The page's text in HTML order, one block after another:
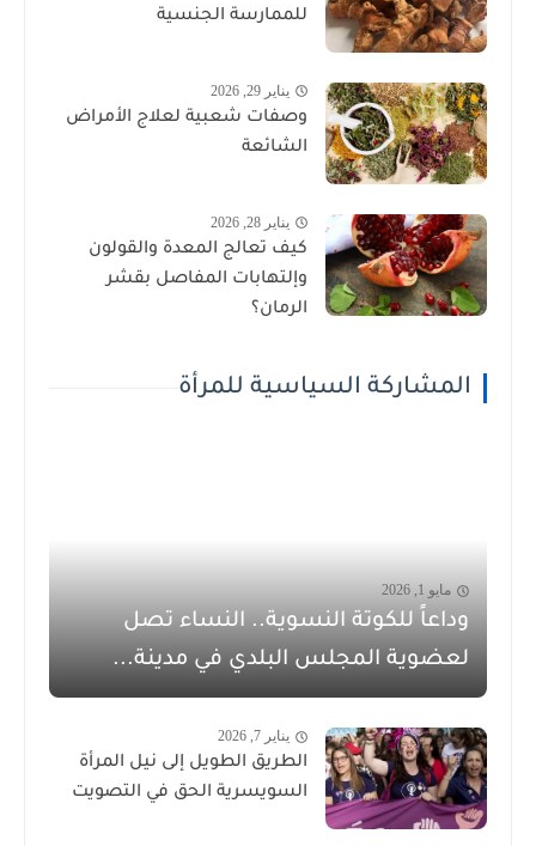
للممارسة الجنسية
يناير 29, 2026
وصفات شعبية لعلاج الأمراض
الشائعة
يناير 28, 2026
كيف تعالج المعدة والقولون
وإلتهابات المفاصل بقشر
الرمان؟
المشاركة السياسية للمرأة
مايو 1, 2026
وداعاً للكوتة النسوية.. النساء تصل
لعضوية المجلس البلدي في مدينة...
يناير 7, 2026
الطريق الطويل إلى نيل المرأة
السويسرية الحق في التصويت